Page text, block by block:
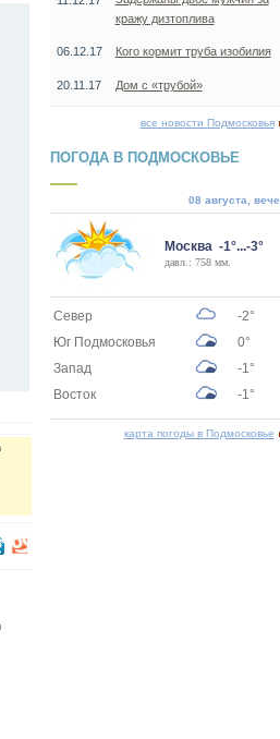
кражу дизтоплива
06.12.17 Кого кормит труба изобилия
20.11.17 Дом с «трубой»
все новости Подмосковья
ПОГОДА В ПОДМОСКОВЬЕ
08 августа,
Москва -1°...-3°
давл.: 758 мм.
Север
-2°
Юг Подмосковья
0°
Запад
-1°
Восток
-1°
карта погоды в Подмосковье